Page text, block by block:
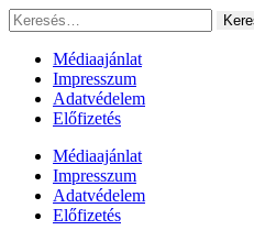
Ugrás
a
tartalomhoz
Keresés:
Médiaajánlat
Impresszum
Adatvédelem
Előfizetés
Médiaajánlat
Impresszum
Adatvédelem
Előfizetés